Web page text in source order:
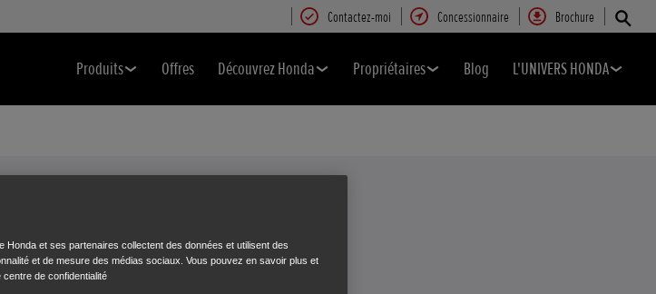
Contactez-moi Concessionnaire Brochure
Produits Offres Découvrez Honda Propriétaires Blog L'UNIVERS HONDA
À GAZON EN
Honda et ses partenaires collectent des données et utilisent des
et de mesure des médias sociaux. Vous pouvez en savoir plus et
de confidentialité